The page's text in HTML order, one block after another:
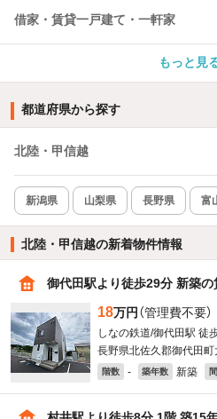
借家・賃貸一戸建て・一軒家
もっと見
都道府県から探す
北陸・甲信越
新潟県 山梨県 長野県 富
北陸・甲信越の新着物件情報
御代田駅より徒歩29分 新築の
18万円 （管理費不要）
しなの鉄道/御代田駅 徒
長野県北佐久郡御代田町
階数 - 築年数 新築